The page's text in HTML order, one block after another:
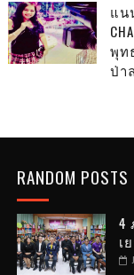
แน
พุท
ป่า
RANDOM POSTS
4
เ